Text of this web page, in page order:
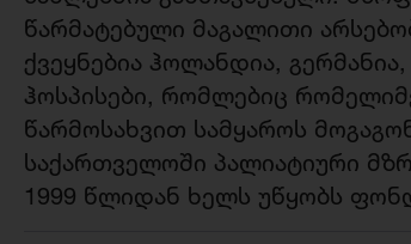
წარმატებული მაგალითი
ქვეყნებია ჰოლანდია,
ჰოსპისები, რომლებიც
წარმოსახვით სამყაროს
საქართველოში პალიატიური
1999 წლიდან ხელს უწყობს